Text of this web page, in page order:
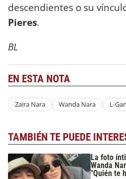
descendientes o su
Pieres.
BL
EN ESTA NOTA
Zaira Nara Wanda Nara L-
TAMBIÉN TE PUEDE
La foto
Wanda
"Quién te